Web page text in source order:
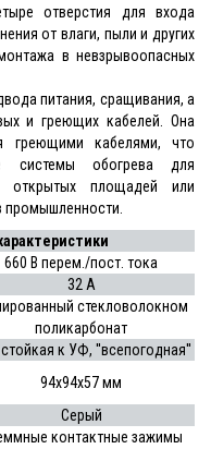
отверстия для входа
от влаги, пыли и других
в невзрывоопасных
питания, сращивания, а
и греющих кабелей. Она
греющими кабелями, что
системы обогрева для
открытых площадей или
промышленности.
660 В перем./пост. тока
32 А
стекловолокном
поликарбонат
стойкая к УФ, ''всепогодная''
94х94х57 мм
Серый
контактные зажимы